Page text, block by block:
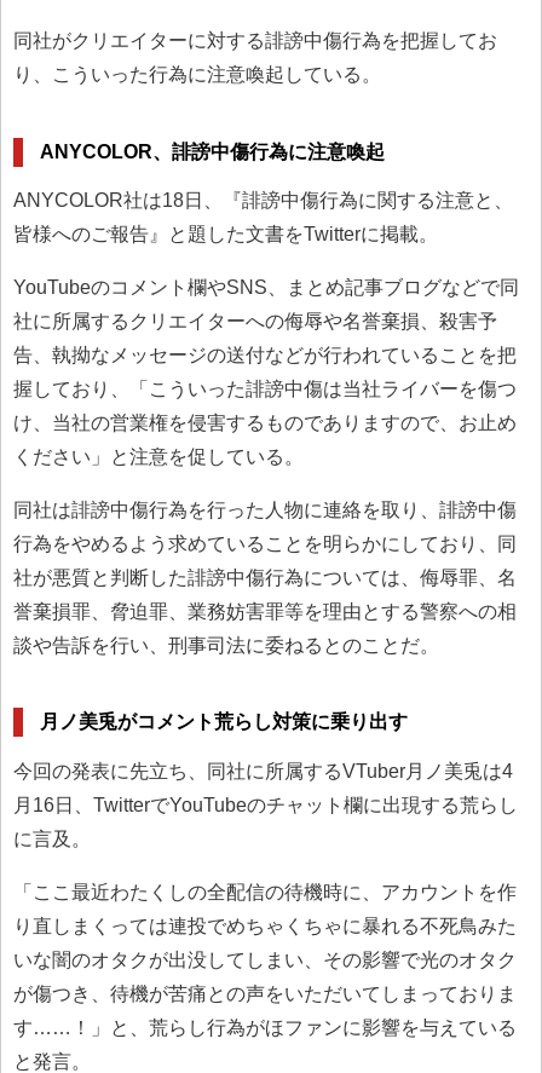
同社がクリエイターに対する誹謗中傷行為を把握してお
り、こういった行為に注意喚起している。
ANYCOLOR、誹謗中傷行為に注意喚起
ANYCOLOR社は18日、『誹謗中傷行為に関する注意と、
皆様へのご報告』と題した文書をTwitterに掲載。
YouTubeのコメント欄やSNS、まとめ記事ブログなどで同
社に所属するクリエイターへの侮辱や名誉棄損、殺害予
告、執拗なメッセージの送付などが行われていることを把
握しており、「こういった誹謗中傷は当社ライバーを傷つ
け、当社の営業権を侵害するものでありますので、お止め
ください」と注意を促している。
同社は誹謗中傷行為を行った人物に連絡を取り、誹謗中傷
行為をやめるよう求めていることを明らかにしており、同
社が悪質と判断した誹謗中傷行為については、侮辱罪、名
誉棄損罪、脅迫罪、業務妨害罪等を理由とする警察への相
談や告訴を行い、刑事司法に委ねるとのことだ。
月ノ美兎がコメント荒らし対策に乗り出す
今回の発表に先立ち、同社に所属するVTuber月ノ美兎は4
月16日、TwitterでYouTubeのチャット欄に出現する荒らし
に言及。
「ここ最近わたくしの全配信の待機時に、アカウントを作
り直しまくっては連投でめちゃくちゃに暴れる不死鳥みた
いな闇のオタクが出没してしまい、その影響で光のオタク
が傷つき、待機が苦痛との声をいただいてしまっておりま
す……！」と、荒らし行為がほファンに影響を与えている
と発言。